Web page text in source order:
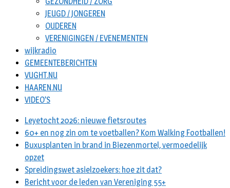
JEUGD / JONGEREN
OUDEREN
VERENIGINGEN / EVENEMENTEN
wijkradio
GEMEENTEBERICHTEN
VUGHT.NU
HAAREN.NU
VIDEO’S
Leyetocht 2026: nieuwe fietsroutes
60+ en nog zin om te voetballen? Kom Walking Footballen!
Buxusplanten in brand in Biezenmortel, vermoedelijk
opzet
Spreidingswet asielzoekers: hoe zit dat?
Bericht voor de leden van Vereniging 55+